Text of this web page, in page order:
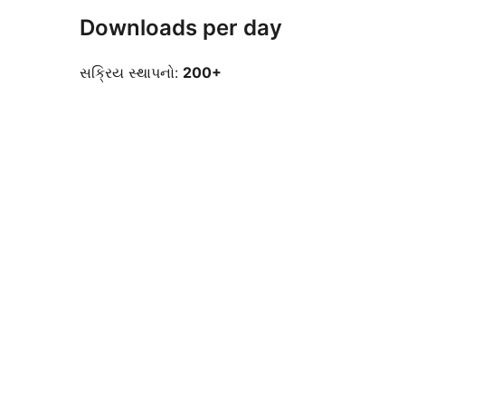
Downloads per day
સક્રિય સ્થાપનો: 200+